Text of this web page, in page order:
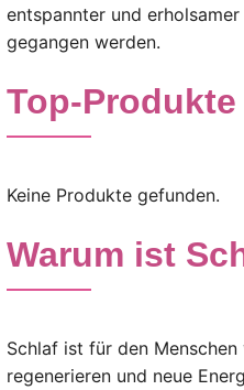
entspannter und
gegangen werden.
Top-Produkte
Keine Produkte gefunden.
Warum ist
Schlaf ist für den
regenerieren und neue